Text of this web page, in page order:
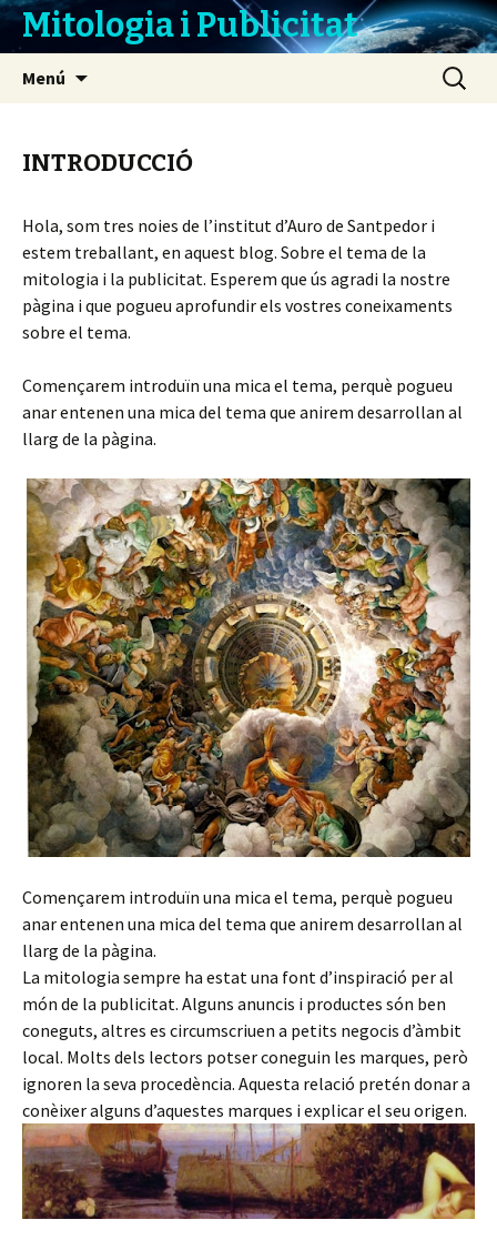
Mitologia i Publicitat
Menú Cerca:
INTRODUCCIÓ
Hola, som tres noies de l’institut d’Auro de Santpedor i
estem treballant, en aquest blog. Sobre el tema de la
mitologia i la publicitat. Esperem que ús agradi la nostre
pàgina i que pogueu aprofundir els vostres coneixaments
sobre el tema.
Començarem introduïn una mica el tema, perquè pogueu
anar entenen una mica del tema que anirem desarrollan al
llarg de la pàgina.
Començarem introduïn una mica el tema, perquè pogueu
anar entenen una mica del tema que anirem desarrollan al
llarg de la pàgina.
La mitologia sempre ha estat una font d’inspiració per al
món de la publicitat. Alguns anuncis i productes són ben
coneguts, altres es circumscriuen a petits negocis d’àmbit
local. Molts dels lectors potser coneguin les marques, però
ignoren la seva procedència. Aquesta relació pretén donar a
conèixer alguns d’aquestes marques i explicar el seu origen.